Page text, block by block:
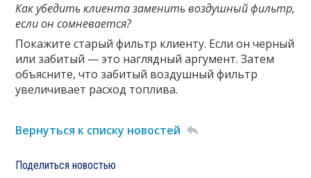
Как убедить клиента заменить воздушный фильтр,
если он сомневается?
Покажите старый фильтр клиенту. Если он черный
или забитый — это наглядный аргумент. Затем
объясните, что забитый воздушный фильтр
увеличивает расход топлива.
Вернуться к списку новостей
Поделиться новостью